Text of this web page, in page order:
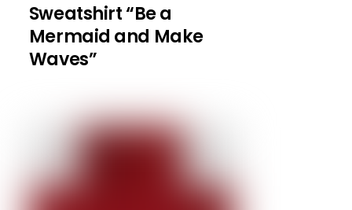
Sweatshirt “Be a
Mermaid and Make
Waves”